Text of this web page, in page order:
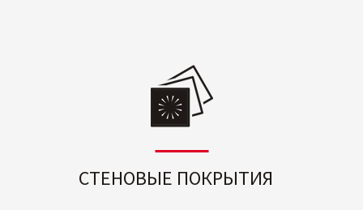
СТЕНОВЫЕ ПОКРЫТИЯ